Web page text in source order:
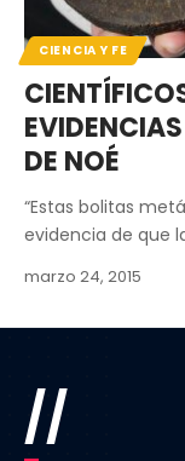
CIENCIA Y FE
DE NOÉ
“Estas bolitas
evidencia de que
marzo 24, 2015
//